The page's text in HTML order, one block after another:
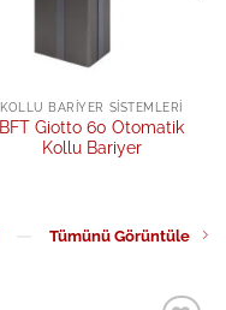
KOLLU BARIYER SISTEMLERI
BFT Giotto 60 Otomatik
Kollu Bariyer
Tümünü Görüntüle